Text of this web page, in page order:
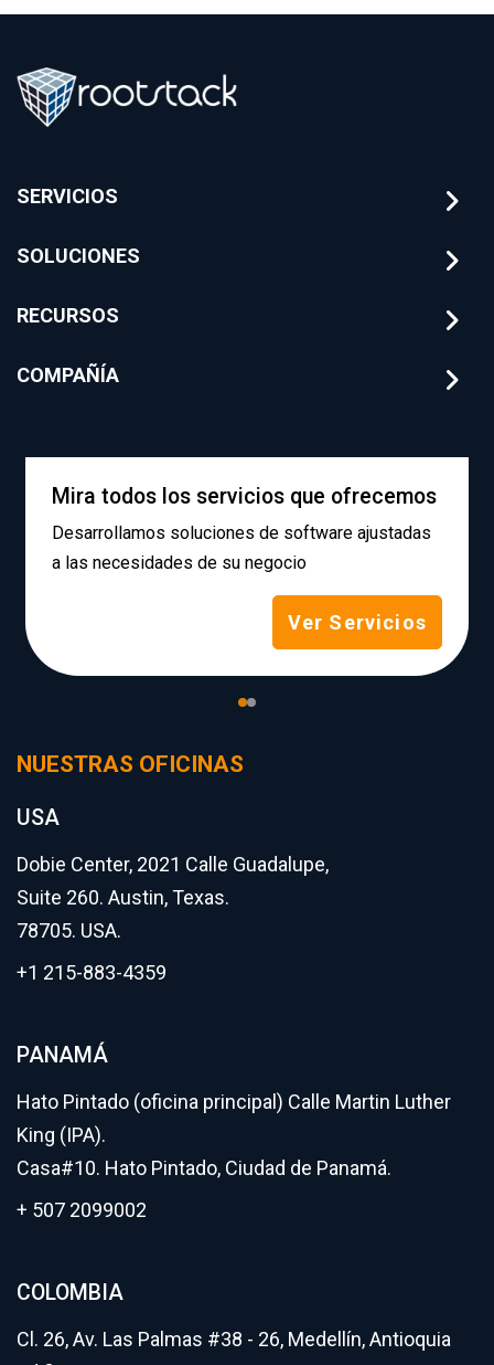
tecnología para
riesgos
SERVICIOS
SOLUCIONES
RECURSOS
COMPAÑÍA
Mira todos los servicios que ofrecemos
Desarrollamos soluciones de software ajustadas
a las necesidades de su negocio
Ver Servicios
NUESTRAS OFICINAS
USA
Dobie Center, 2021 Calle Guadalupe,
Suite 260. Austin, Texas.
78705. USA.
+1 215-883-4359
PANAMÁ
Hato Pintado (oficina principal) Calle Martin Luther
King (IPA).
Casa#10. Hato Pintado, Ciudad de Panamá.
+ 507 2099002
COLOMBIA
Cl. 26, Av. Las Palmas #38 - 26, Medellín, Antioquia